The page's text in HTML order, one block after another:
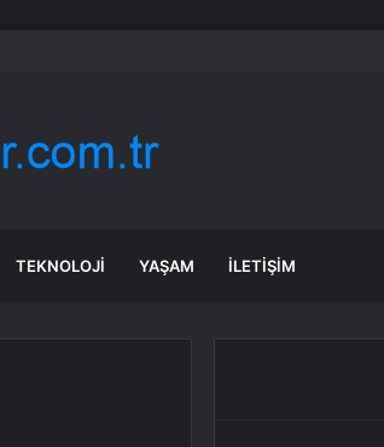
TEKNOLOJI YAŞAM İLETIŞIM